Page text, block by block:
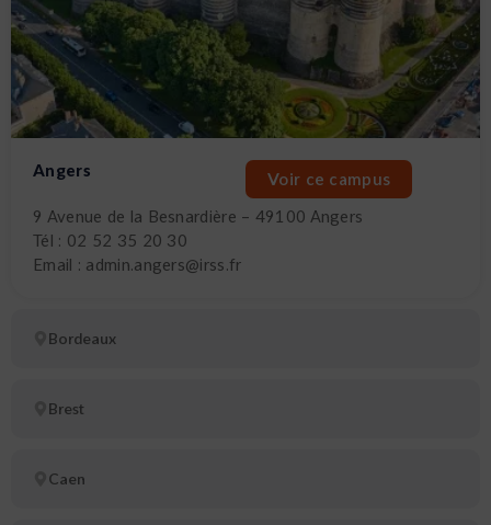
Bordeaux
Brest
Caen
Angers
Voir ce campus
9 Avenue de la Besnardière – 49100 Angers
Tél : 02 52 35 20 30
Email : admin.angers@irss.fr